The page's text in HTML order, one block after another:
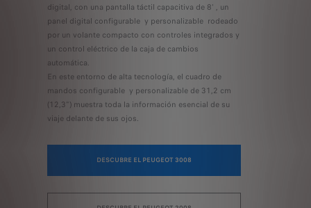
digital, con una pantalla táctil capacitiva de 8' , un
panel digital configurable y personalizable rodeado
por un volante compacto con controles integrados y
un control eléctrico de la caja de cambios
automática.
En este entorno de alta tecnología, el cuadro de
mandos configurable y personalizable de 31,2 cm
(12,3") muestra toda la información esencial de su
viaje delante de sus ojos.
DESCUBRE EL PEUGEOT 3008